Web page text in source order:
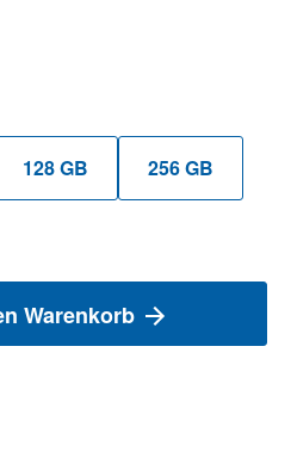
128 GB 256 GB
Warenkorb